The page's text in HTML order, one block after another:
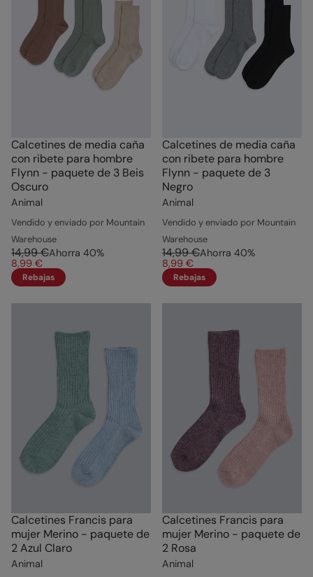
Calcetines de media caña
con ribete para hombre
Flynn - paquete de 3 Beis
Oscuro
Animal
Vendido y enviado por Mountain
Warehouse
14,99 €Ahorra 40%
8,99 €
Rebajas
Calcetines de media caña
con ribete para hombre
Flynn - paquete de 3
Negro
Animal
Vendido y enviado por Mountain
Warehouse
14,99 €Ahorra 40%
8,99 €
Rebajas
Calcetines Francis para
mujer Merino - paquete de
2 Azul Claro
Animal
Calcetines Francis para
mujer Merino - paquete de
2 Rosa
Animal